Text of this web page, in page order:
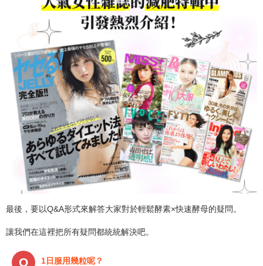
最後，要以Q&A形式來解答大家對於輕鬆酵素×快速酵母的疑問。
讓我們在這裡把所有疑問都統統解決吧。
1日服用幾粒呢？